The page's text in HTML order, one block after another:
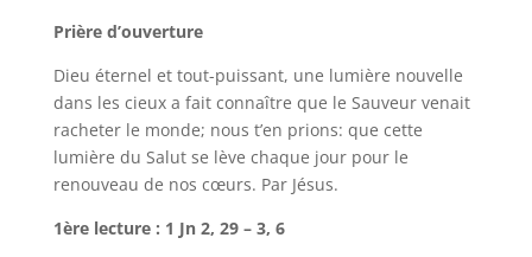
Prière d’ouverture
Dieu éternel et tout-puissant, une lumière nouvelle
dans les cieux a fait connaître que le Sauveur venait
racheter le monde; nous t’en prions: que cette
lumière du Salut se lève chaque jour pour le
renouveau de nos cœurs. Par Jésus.
1ère lecture : 1 Jn 2, 29 – 3, 6